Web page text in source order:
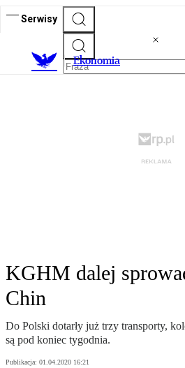
Serwisy
Ekonomia
KGHM dalej
Chin
Do Polski dotarły już trzy transporty,
są pod koniec tygodnia.
Publikacja: 01.04.2020 16:21